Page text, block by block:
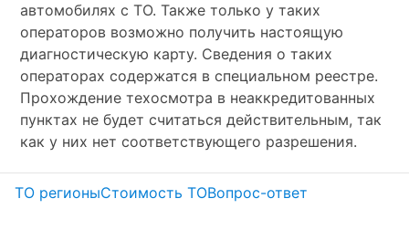
автомобилях с ТО. Также только у таких
операторов возможно получить настоящую
диагностическую карту. Сведения о таких
операторах содержатся в специальном реестре.
Прохождение техосмотра в неаккредитованных
пунктах не будет считаться действительным, так
как у них нет соответствующего разрешения.
ТО регионыСтоимость ТОВопрос-ответ